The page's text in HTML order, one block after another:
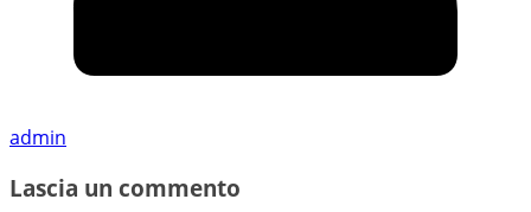
admin
Lascia un commento